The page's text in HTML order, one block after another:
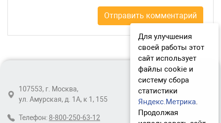
107553, г. Москва,
ул. Амурская, д. 1А, к 1, 155
Телефон: 8-800-250-63-12
Для улучшения
своей работы этот
сайт использует
файлы cookie и
систему сбора
статистики
Яндекс.Метрика.
Продолжая